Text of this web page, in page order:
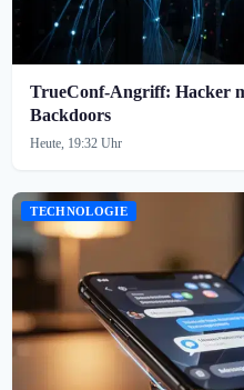
TrueConf-Angriff: Hacker
Backdoors
Heute, 19:32 Uhr
TECHNOLOGIE